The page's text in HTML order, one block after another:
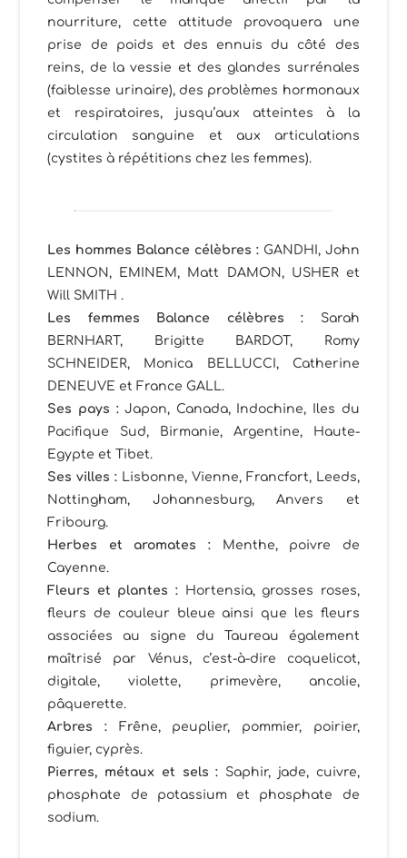
nourriture, cette attitude provoquera une
prise de poids et des ennuis du côté des
reins, de la vessie et des glandes surrénales
(faiblesse urinaire), des problèmes hormonaux
et respiratoires, jusqu’aux atteintes à la
circulation sanguine et aux articulations
(cystites à répétitions chez les femmes).
Les hommes Balance célèbres :GANDHI, John
LENNON, EMINEM, Matt DAMON, USHER et
Will SMITH .
Les femmes Balance célèbres
: Sarah
BERNHART, Brigitte BARDOT, Romy
SCHNEIDER, Monica BELLUCCI, Catherine
DENEUVE et France GALL.
Ses pays :Japon, Canada, Indochine, Iles du
Pacifique Sud, Birmanie, Argentine, Haute-
Egypte et Tibet.
Ses villes : Lisbonne, Vienne, Francfort, Leeds,
Nottingham, Johannesburg, Anvers et
Fribourg.
Herbes et aromates : Menthe, poivre de
Cayenne.
Fleurs et plantes : Hortensia, grosses roses,
fleurs de couleur bleue ainsi que les fleurs
associées au signe du Taureau également
maîtrisé par Vénus, c’est-à-dire coquelicot,
digitale, violette, primevère, ancolie,
pâquerette.
Arbres
: Frêne, peuplier, pommier, poirier,
figuier, cyprès.
Pierres, métaux et sels : Saphir, jade, cuivre,
phosphate de potassium et phosphate de
sodium.